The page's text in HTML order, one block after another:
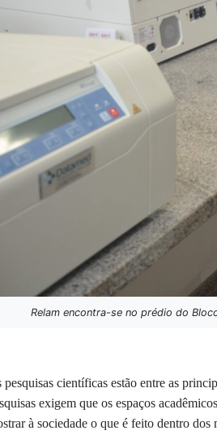
Relam encontra-se no prédio do
pesquisas científicas estão entre as
exigem que os espaços
à sociedade o que é feito dentro